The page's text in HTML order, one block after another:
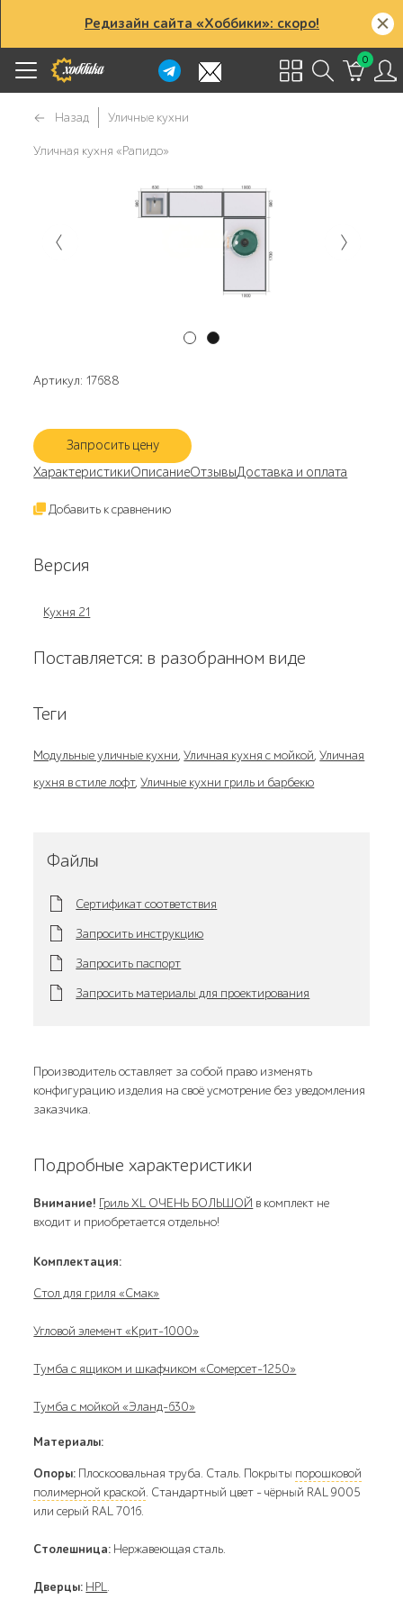
Редизайн сайта «Хоббики»: скоро!
0
Назад Уличные кухни
Уличная кухня «Рапидо»
Артикул: 17688
Запросить цену
ХарактеристикиОписаниеОтзывыДоставка и оплата
Добавить к сравнению
Версия
Кухня 21
Поставляется: в разобранном виде
Теги
Модульные уличные кухни,Уличная кухня с мойкой,Уличная
кухня в стиле лофт,Уличные кухни гриль и барбекю
Файлы
Сертификат соответствия
Запросить инструкцию
Запросить паспорт
Запросить материалы для проектирования
Производитель оставляет за собой право изменять
конфигурацию изделия на своё усмотрение без уведомления
заказчика.
Подробные характеристики
Внимание! Гриль XL ОЧЕНЬ БОЛЬШОЙ в комплект не
входит и приобретается отдельно!
Комплектация:
Стол для гриля «Смак»
Угловой элемент «Крит-1000»
Тумба с ящиком и шкафчиком «Сомерсет-1250»
Тумба с мойкой «Эланд-630»
Материалы:
Опоры: Плоскоовальная труба. Сталь. Покрыты порошковой
полимерной краской. Стандартный цвет – чёрный RAL 9005
или серый RAL 7016.
Столешница: Нержавеющая сталь.
Дверцы: HPL.